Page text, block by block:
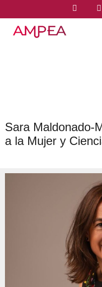
Sara Maldonado-
a la Mujer y